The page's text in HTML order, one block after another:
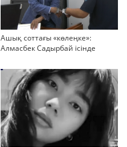
Ашық соттағы «көлеңке»:
Алмасбек Садырбай ісінде
көбейіп барады